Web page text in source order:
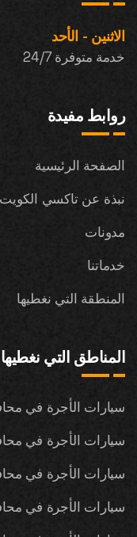
الاثنين - الأحد
خدمة متوفرة 24/7
روابط مفيدة
الصفحة الرئيسية
نبذة عن تاكسي الكويت
مدونات
خدماتنا
المنطقة التي نغطيها
المناطق التي نغطيها
سيارات الأجرة في
سيارات الأجرة في
سيارات الأجرة في
سيارات الأجرة في